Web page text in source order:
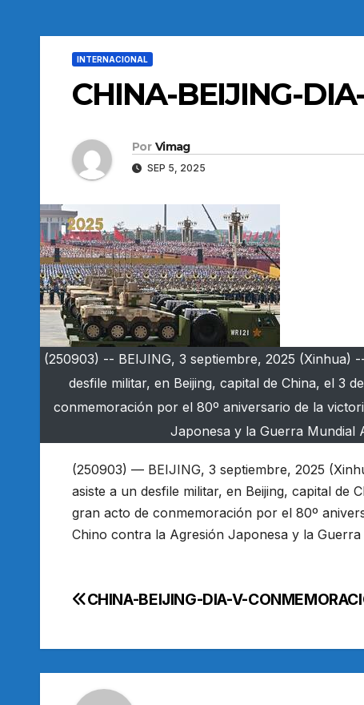
INTERNACIONAL
CHINA-BEIJING-
Por Vimag
SEP 5, 2025
(250903) -- BEIJING, 3 septiembre, 2025 (Xinhua)
desfile militar, en Beijing, capital de China, el 3
conmemoración por el 80º aniversario de la
Japonesa y la Guerra Mundial
(250903) — BEIJING, 3 septiembre, 2025
asiste a un desfile militar, en Beijing, capital de
gran acto de conmemoración por el 80º
Chino contra la Agresión Japonesa y la
Navegación
entradas
CHINA-BEIJING-DIA-V-